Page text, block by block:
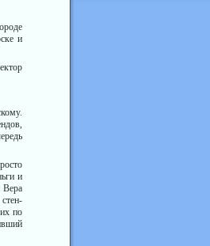
и
и
Вера
стен­
по